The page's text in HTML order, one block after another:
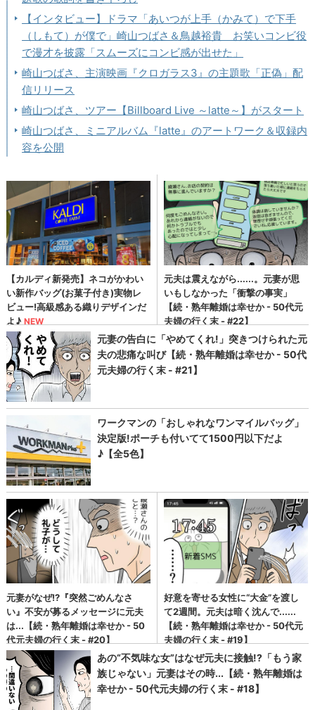
【インタビュー】ドラマ「あいつが上手（かみて）で下手
（しもて）が僕で」崎山つばさ＆鳥越裕貴 お笑いコンビ役
で漫才を披露「スムーズにコンビ感が出せた」
崎山つばさ、主演映画『クロガラス3』の主題歌「正偽」配
信リリース
崎山つばさ、ツアー【Billboard Live ～latte～】がスタート
崎山つばさ、ミニアルバム『latte』のアートワーク＆収録内
容を公開